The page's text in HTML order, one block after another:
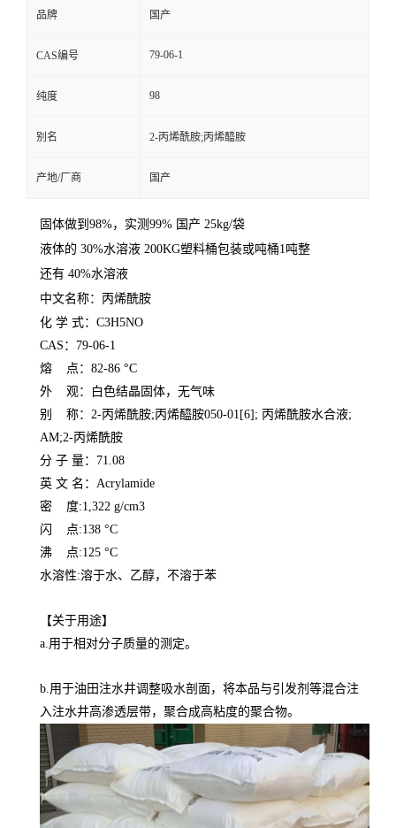
品牌 国产
CAS编号 79-06-1
纯度 98
别名 2-丙烯酰胺;丙烯醯胺
产地/厂商 国产
固体做到98%，实测99% 国产 25kg/袋
液体的 30%水溶液 200KG塑料桶包装或吨桶1吨整
还有 40%水溶液
中文名称：丙烯酰胺
化 学 式：C3H5NO
CAS：79-06-1
熔 点：82-86 °C
外 观：白色结晶固体，无气味
别 称：2-丙烯酰胺;丙烯醯胺050-01[6]; 丙烯酰胺水合液;
AM;2-丙烯酰胺
分 子 量：71.08
英 文 名：Acrylamide
密 度:1,322 g/cm3
闪 点:138 °C
沸 点:125 °C
水溶性:溶于水、乙醇，不溶于苯
【关于用途】
a.用于相对分子质量的测定。
b.用于油田注水井调整吸水剖面，将本品与引发剂等混合注
入注水井高渗透层带，聚合成高粘度的聚合物。